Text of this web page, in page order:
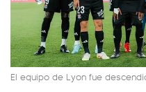
El equipo de Lyon fue